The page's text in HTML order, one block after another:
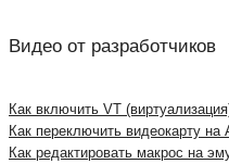
Видео от разработчиков
Как включить VT
Как переключить видеокарту на
Как редактировать макрос на